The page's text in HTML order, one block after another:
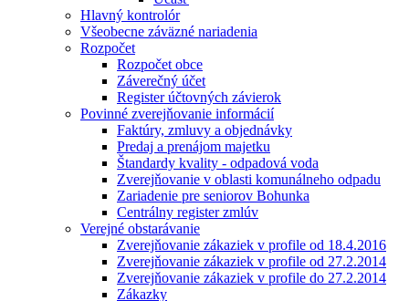
Hlavný kontrolór
Všeobecne záväzné nariadenia
Rozpočet
Rozpočet obce
Záverečný účet
Register účtovných závierok
Povinné zverejňovanie informácií
Faktúry, zmluvy a objednávky
Predaj a prenájom majetku
Štandardy kvality - odpadová voda
Zverejňovanie v oblasti komunálneho odpadu
Zariadenie pre seniorov Bohunka
Centrálny register zmlúv
Verejné obstarávanie
Zverejňovanie zákaziek v profile od 18.4.2016
Zverejňovanie zákaziek v profile od 27.2.2014
Zverejňovanie zákaziek v profile do 27.2.2014
Zákazky